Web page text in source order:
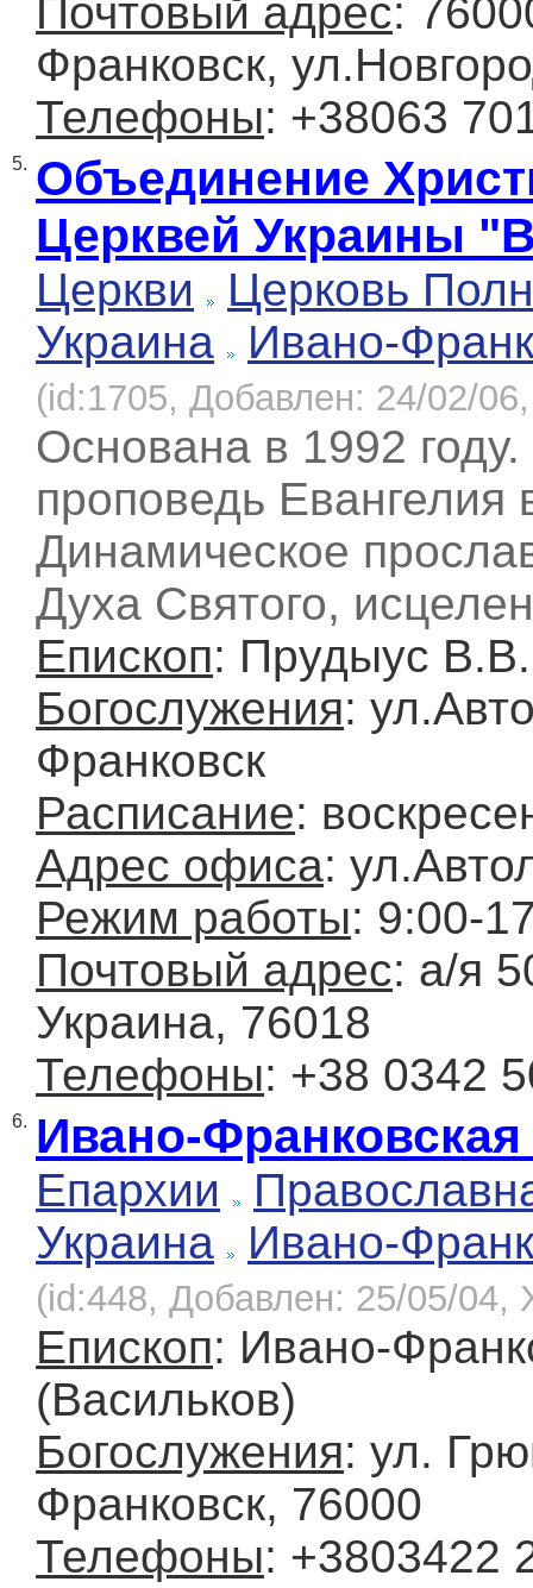
Почтовый адрес:
Франковск,
Телефоны: +38063
5. Объединение
Церквей Украины
Церкви
Церковь
Украина
Ивано-
(id:1705, Добавлен: 24/02/
Основана в 1992
проповедь Евангелия
Динамическое
Духа Святого,
Епископ: Прудыус В.В.
Богослужения:
Франковск
Расписание:
Адрес офиса:
Режим работы: 9:00-
Почтовый адрес: а/я
Украина, 76018
Телефоны: +38 0342
6. Ивано-
Епархии
Украина
Ивано-
(id:448, Добавлен: 25/05/04,
Епископ: Ивано-
(Васильков)
Богослужения: ул.
Франковск, 76000
Телефоны: +3803422